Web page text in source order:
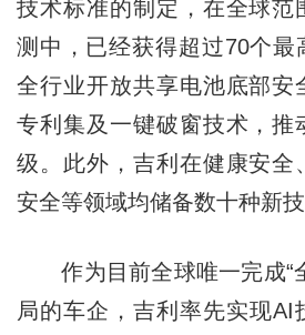
技术标准的制定，在全球范
测中，已经获得超过70个最
全行业开放共享电池底部安
专利集及一键破窗技术，推
级。此外，吉利在健康安全
安全等领域均储备数十种新技
作为目前全球唯一完成“
局的车企，吉利率先实现AI